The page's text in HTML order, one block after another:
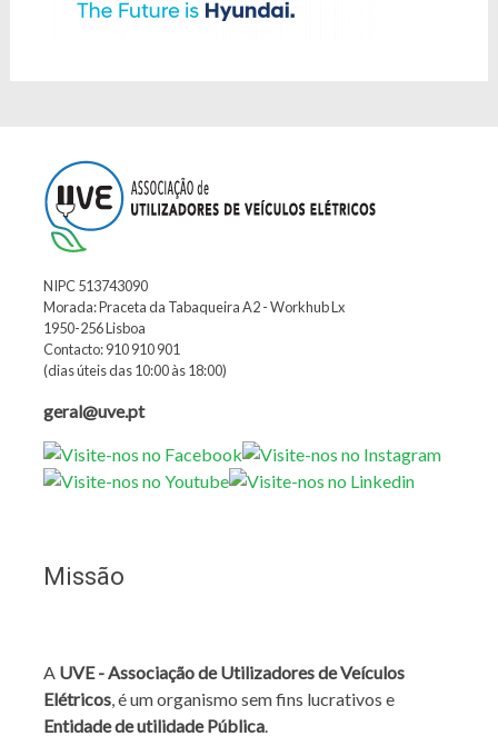
NIPC 513743090
Morada: Praceta da Tabaqueira A2 - Workhub Lx
1950-256 Lisboa
Contacto: 910 910 901
(dias úteis das 10:00 às 18:00)
geral@uve.pt
Missão
A UVE - Associação de Utilizadores de Veículos
Elétricos, é um organismo sem fins lucrativos e
Entidade de utilidade Pública.